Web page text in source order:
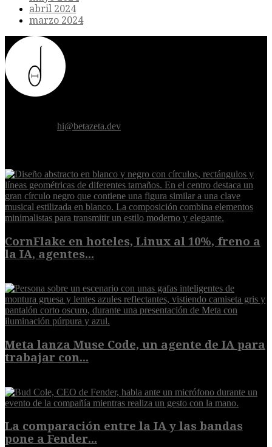
abril 2024
marzo 2024
hi@betazeta.dev
CornFlake en hoteles, Linux al 10%, freno a
la IA, agentes...
Meta lanza Muse Code, un agente de IA para
trabajar con...
La comparación entre la IA y las bandas
pone a Fender...